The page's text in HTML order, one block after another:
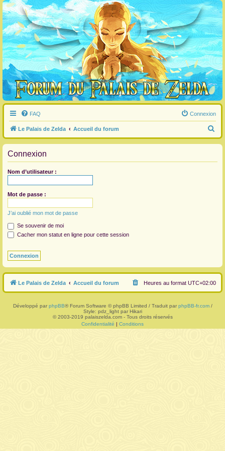
FAQ Connexion
Le Palais de Zelda Accueil du forum
e
Connexion
Nom d’utilisateur :
Mot de passe :
J’ai oublié mon mot de passe
Se souvenir de moi
Cacher mon statut en ligne pour cette session
Le Palais de Zelda Accueil du forum Heures au format UTC+02:00
Développé par phpBB® Forum Software © phpBB Limited / Traduit par phpBB-fr.com/
Style: pdz_light par Hikari
© 2003-2019 palaiszelda.com - Tous droits réservés
Confidentialité | Conditions